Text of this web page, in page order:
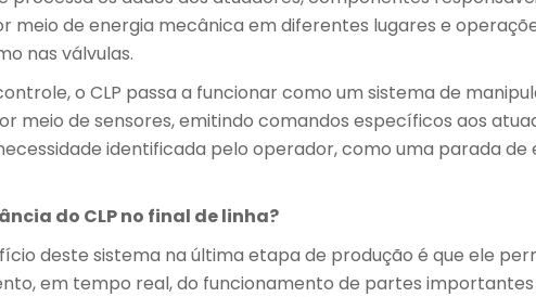
meio de energia mecânica em diferentes lugares e
nas válvulas.
o CLP passa a funcionar como um sistema de
meio de sensores, emitindo comandos específicos aos
identificada pelo operador, como uma parada de
do CLP no final de linha?
deste sistema na última etapa de produção é que ele
em tempo real, do funcionamento de partes importantes